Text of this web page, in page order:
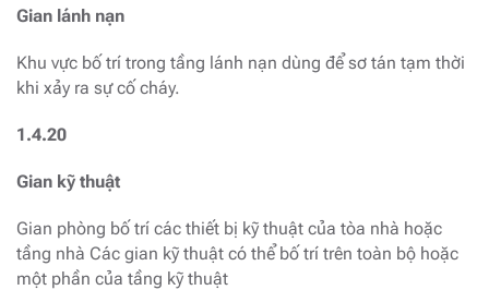
Gian lánh nạn
Khu vực bố trí trong tầng lánh nạn dùng để sơ tán tạm thời
khi xảy ra sự cố cháy.
1.4.20
Gian kỹ thuật
Gian phòng bố trí các thiết bị kỹ thuật của tòa nhà hoặc
tầng nhà Các gian kỹ thuật có thể bố trí trên toàn bộ hoặc
một phần của tầng kỹ thuật